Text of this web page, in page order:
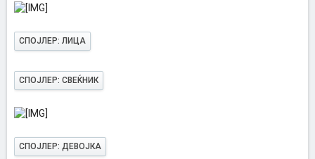
СПОЈЛЕР: ЛИЦА
СПОЈЛЕР: СВЕЌНИК
СПОЈЛЕР: ДЕВОЈКА